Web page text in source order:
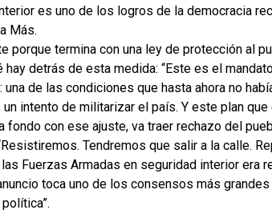
es uno de los logros de la democracia
Más.
porque termina con una ley de protección al
hay detrás de esta medida: “Este es el
una de las condiciones que hasta ahora no
intento de militarizar el país. Y este plan
fondo con ese ajuste, va traer rechazo del
Tendremos que salir a la calle.
Fuerzas Armadas en seguridad interior era
toca uno de los consensos más